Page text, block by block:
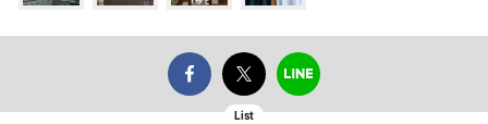
List